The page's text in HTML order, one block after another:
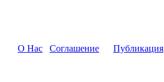
О Нас Соглашение Публикация